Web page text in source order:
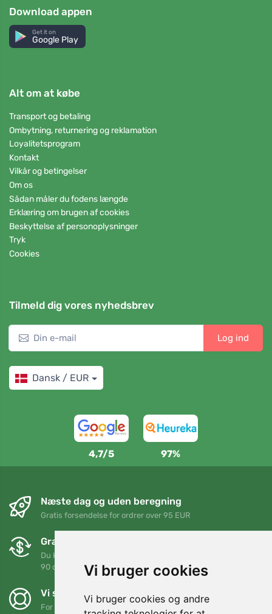
Vi bruger cookies
Vi bruger cookies og andre
Download appen
Get it on
Google Play
Alt om at købe
Transport og betaling
Ombytning, returnering og reklamation
Loyalitetsprogram
Kontakt
Vilkår og betingelser
Om os
Sådan måler du fodens længde
Erklæring om brugen af cookies
Beskyttelse af personoplysninger
Tryk
Cookies
Tilmeld dig vores nyhedsbrev
Log ind
Dansk / EUR
4,7/5 97%
Næste dag og uden beregning
Gratis forsendelse for ordrer over 95 EUR
Gratis ombytning og returnering
Du kan returnere eller bytte din ordre når som helst inden for
90 dage
Vi støtter Trees.org
For hver ordre planter vi et træ! Læs mere